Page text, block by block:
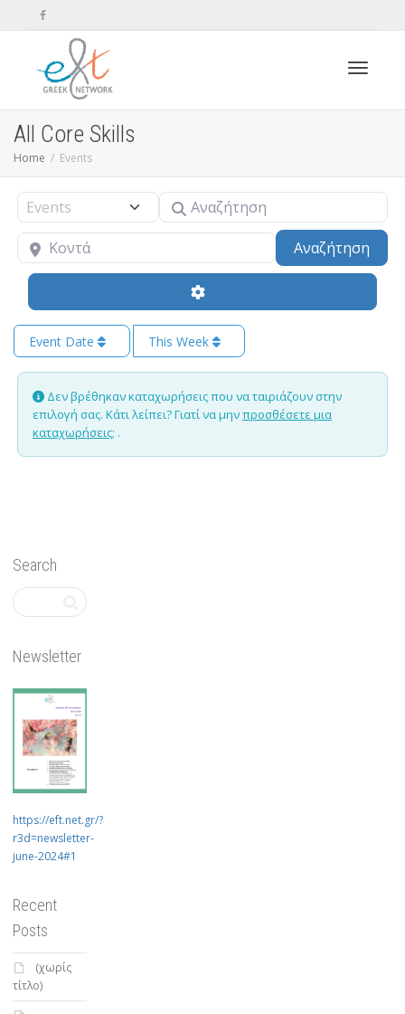
All Core Skills
Home Events
Select search type Αναζήτηση
Κοντά Αναζήτηση
Event Date This Week
Δεν βρέθηκαν καταχωρήσεις που να ταιριάζουν στην
επιλογή σας. Κάτι λείπει? Γιατί να μηνπροσθέσετε μια
καταχωρήσεις; .
Search
Newsletter
https://eft.net.gr/?
r3d=newsletter-
june-2024#1
Recent
Posts
(χωρίς
τίτλο)